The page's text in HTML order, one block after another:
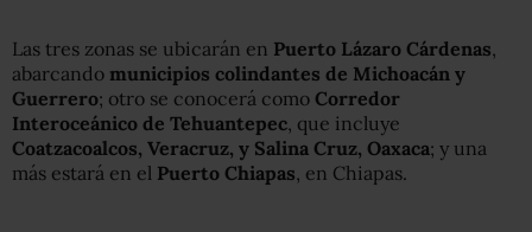
Las tres zonas se ubicarán en Puerto Lázaro Cárdenas,
abarcando municipios colindantes de Michoacán y
Guerrero; otro se conocerá como Corredor
Interoceánico de Tehuantepec, que incluye
Coatzacoalcos, Veracruz, y Salina Cruz, Oaxaca; y una
más estará en el Puerto Chiapas, en Chiapas.